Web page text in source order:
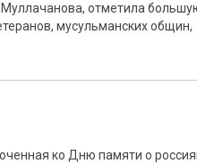
отметила
мусульманских общин,
ко Дню памяти о